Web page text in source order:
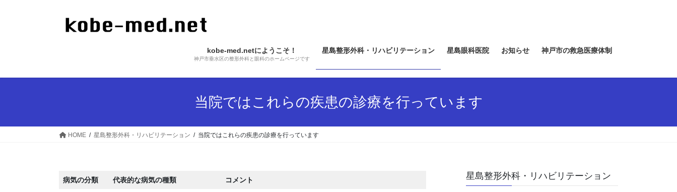
ス
ン
kobe-med.netにようこそ！
神戸市垂水区の整形外科と眼科のホームページです
星島整形外科・リハビリテーション 星島眼科医院 お知らせ 神戸市の救急医療体制
当院ではこれらの疾患の診療を行っています
HOME 星島整形外科・リハビリテーション 当院ではこれらの疾患の診療を行っています
病気の分類 代表的な病気の種類 コメント 星島整形外科・リハビリテーション